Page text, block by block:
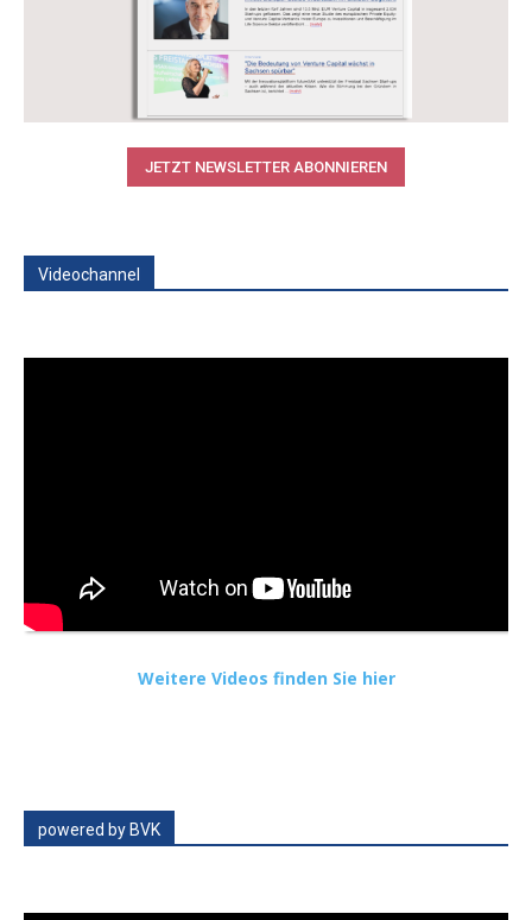
JETZT NEWSLETTER ABONNIEREN
Videochannel
Weitere Videos finden Sie hier
powered by BVK